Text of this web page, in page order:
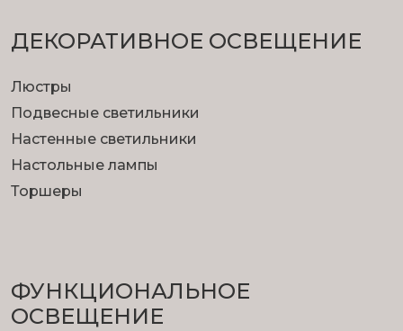
ДЕКОРАТИВНОЕ ОСВЕЩЕНИЕ
Люстры
Подвесные светильники
Настенные светильники
Настольные лампы
Торшеры
ФУНКЦИОНА­ЛЬНОЕ
ОСВЕЩЕНИЕ